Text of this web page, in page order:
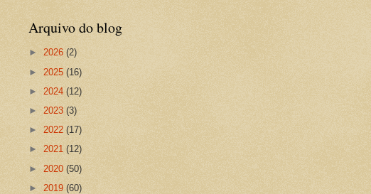
Arquivo do blog
► 2026 (2)
► 2025 (16)
► 2024 (12)
► 2023 (3)
► 2022 (17)
► 2021 (12)
► 2020 (50)
► 2019 (60)